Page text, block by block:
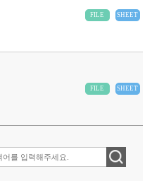
SHEET
FILE
SHEET
FILE